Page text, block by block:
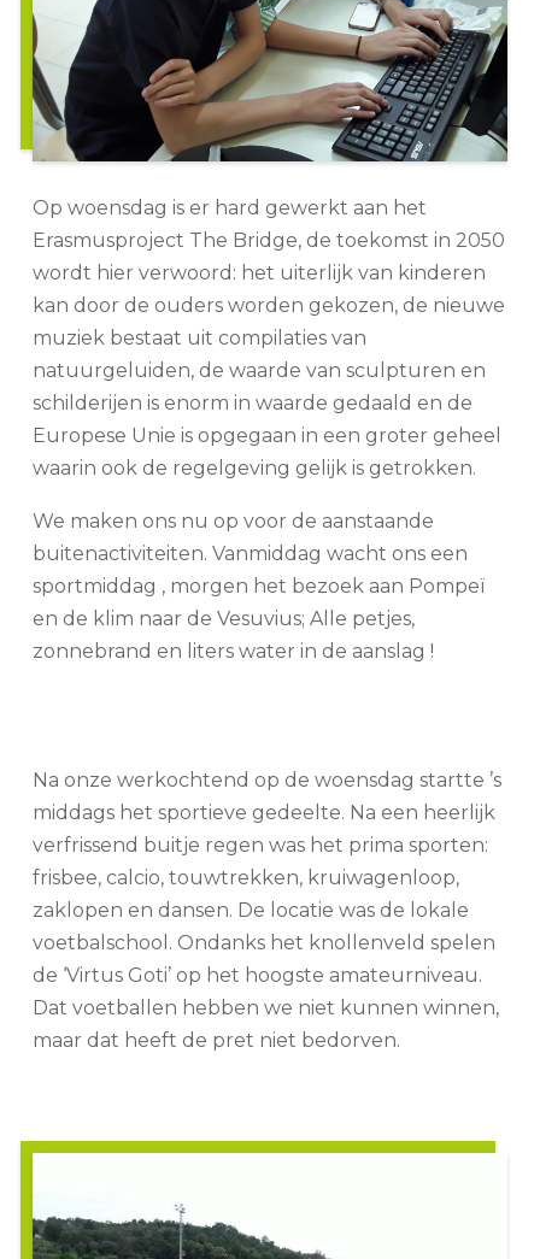
Op woensdag is er hard gewerkt aan het
Erasmusproject The Bridge, de toekomst in 2050
wordt hier verwoord: het uiterlijk van kinderen
kan door de ouders worden gekozen, de nieuwe
muziek bestaat uit compilaties van
natuurgeluiden, de waarde van sculpturen en
schilderijen is enorm in waarde gedaald en de
Europese Unie is opgegaan in een groter geheel
waarin ook de regelgeving gelijk is getrokken.
We maken ons nu op voor de aanstaande
buitenactiviteiten. Vanmiddag wacht ons een
sportmiddag , morgen het bezoek aan Pompeï
en de klim naar de Vesuvius; Alle petjes,
zonnebrand en liters water in de aanslag !
Na onze werkochtend op de woensdag startte ’s
middags het sportieve gedeelte. Na een heerlijk
verfrissend buitje regen was het prima sporten:
frisbee, calcio, touwtrekken, kruiwagenloop,
zaklopen en dansen. De locatie was de lokale
voetbalschool. Ondanks het knollenveld spelen
de ‘Virtus Goti’ op het hoogste amateurniveau.
Dat voetballen hebben we niet kunnen winnen,
maar dat heeft de pret niet bedorven.